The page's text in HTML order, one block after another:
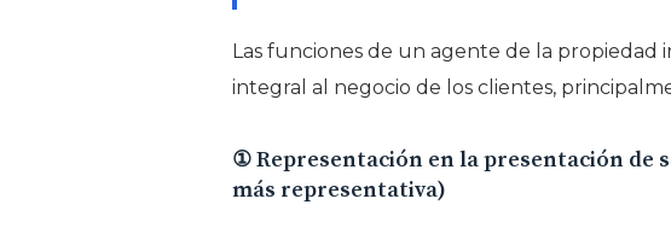
Las funciones de un agente de la
integral al negocio de los clientes,
① Representación en la presentación de
más representativa)